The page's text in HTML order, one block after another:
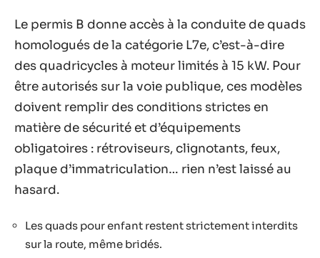
Le permis B donne accès à la conduite de quads
homologués de la catégorie L7e, c’est-à-dire
des quadricycles à moteur limités à 15 kW. Pour
être autorisés sur la voie publique, ces modèles
doivent remplir des conditions strictes en
matière de sécurité et d’équipements
obligatoires : rétroviseurs, clignotants, feux,
plaque d’immatriculation… rien n’est laissé au
hasard.
Les quads pour enfant restent strictement interdits
sur la route, même bridés.